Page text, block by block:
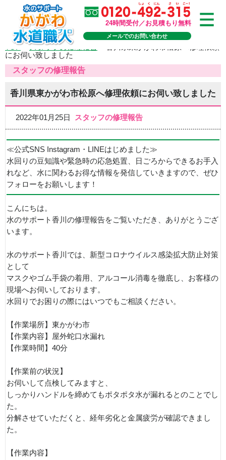
24時間受付／お見積もり無料
メールでのお問い合わせ
TOP>スタッフの修理報告
にお伺い致しました
スタッフの修理報告
香川県東かがわ市松原へ修理依頼にお伺い致しました
2022年01月25日 スタッフの修理報告
≪公式SNS Instagram・LINEはじめました≫
水回りの豆知識や緊急時の応急処置、日ごろからできるお手入
れなど、水に関わるお得な情報を発信していきますので、ぜひ
フォローをお願いします！
こんにちは。
水のサポート香川の修理報告をご覧いただき、ありがとうござ
います。
水のサポート香川では、新型コロナウイルス感染拡大防止対策
として
マスクやゴム手袋の着用、アルコール消毒を徹底し、お客様の
現場へお伺いしております。
水回りでお困りの際にはいつでもご相談ください。
【作業場所】東かがわ市
【作業内容】屋外蛇口水漏れ
【作業時間】40分
【作業前の状況】
お伺いして点検してみますと、
しっかりハンドルを締めてもポタポタ水が漏れるとのことでし
た。
分解させていただくと、経年劣化と金属疲労が確認できまし
た。
【作業内容】